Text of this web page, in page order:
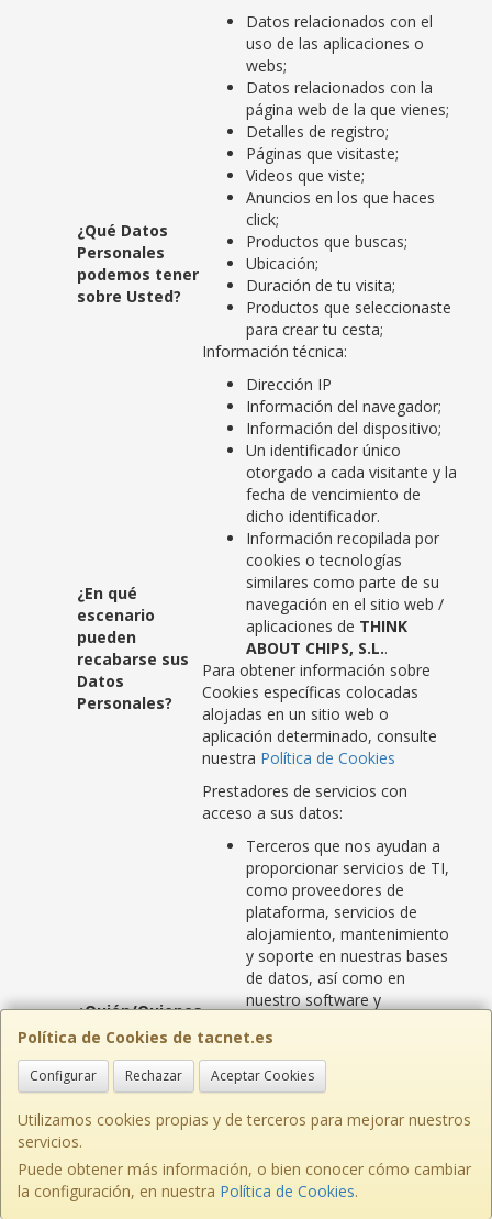
¿Qué Datos
Personales
podemos tener
sobre Usted?
Datos relacionados con el
uso de las aplicaciones o
webs;
Datos relacionados con la
página web de la que vienes;
Detalles de registro;
Páginas que visitaste;
Videos que viste;
Anuncios en los que haces
click;
Productos que buscas;
Ubicación;
Duración de tu visita;
Productos que seleccionaste
para crear tu cesta;
Información técnica:
Dirección IP
Información del navegador;
Información del dispositivo;
Un identificador único
otorgado a cada visitante y la
fecha de vencimiento de
dicho identificador.
¿En qué
escenario
pueden
recabarse sus
Datos
Personales?
Información recopilada por
cookies o tecnologías
similares como parte de su
navegación en el sitio web /
aplicaciones de THINK
ABOUT CHIPS, S.L..
Para obtener información sobre
Cookies específicas colocadas
alojadas en un sitio web o
aplicación determinado, consulte
nuestra Política de Cookies
¿Quién/Quienes
pueden tener
acceso a sus
Datos
Personales?
Prestadores de servicios con
acceso a sus datos:
Terceros que nos ayudan a
proporcionar servicios de TI,
como proveedores de
plataforma, servicios de
alojamiento, mantenimiento
y soporte en nuestras bases
de datos, así como en
nuestro software y
contener datos sobre usted;
Terceros que nos ayudan a
proporcionar servicios
digitales y de comercio
electrónico como escucha
programas de lealtad,
administración de
Política de Cookies de tacnet.es
Configurar Rechazar Aceptar Cookies
Utilizamos cookies propias y de terceros para mejorar nuestros
servicios.
Puede obtener más información, o bien conocer cómo cambiar
la configuración, en nuestra Política de Cookies.